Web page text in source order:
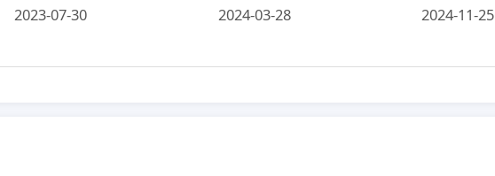
2023-07-30 2024-03-28 2024-11-25